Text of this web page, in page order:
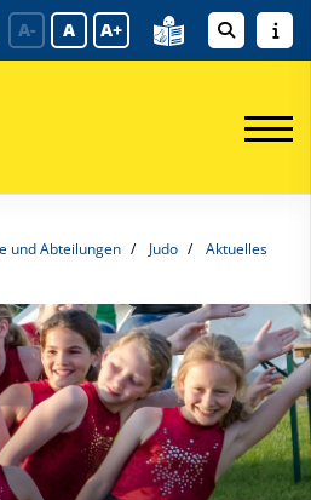
A- A A+
und Abteilungen Judo
Aktuelles